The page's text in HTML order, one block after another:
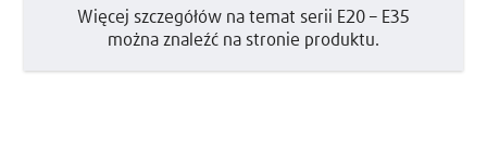
Więcej szczegółów na temat serii E20 – E35
można znaleźć na stronie produktu.